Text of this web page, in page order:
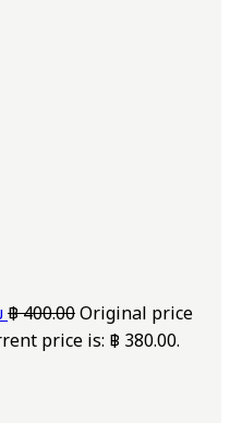
฿400.00Original price
price is: ฿ 380.00.